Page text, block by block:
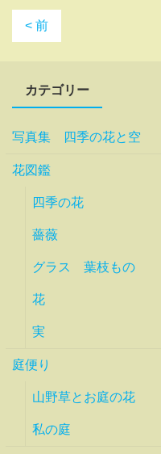
< 前
カテゴリー
写真集 四季の花と空
花図鑑
四季の花
薔薇
グラス 葉枝もの
花
実
庭便り
山野草とお庭の花
私の庭